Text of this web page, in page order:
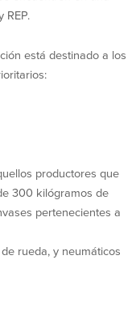
REP.
está destinado a los
productores que
300 kilógramos de
pertenecientes a
rueda, y neumáticos